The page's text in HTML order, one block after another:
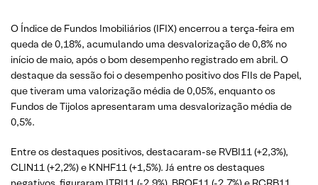
O Índice de Fundos Imobiliários (IFIX) encerrou a terça-feira em
queda de 0,18%, acumulando uma desvalorização de 0,8% no
início de maio, após o bom desempenho registrado em abril. O
destaque da sessão foi o desempenho positivo dos FIIs de Papel,
que tiveram uma valorização média de 0,05%, enquanto os
Fundos de Tijolos apresentaram uma desvalorização média de
0,5%.
Entre os destaques positivos, destacaram-se RVBI11 (+2,3%),
CLIN11 (+2,2%) e KNHF11 (+1,5%). Já entre os destaques